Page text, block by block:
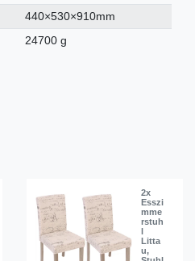
440×530×910mm
24700 g
2x
Esszi
mme
rstuh
Litta
u,